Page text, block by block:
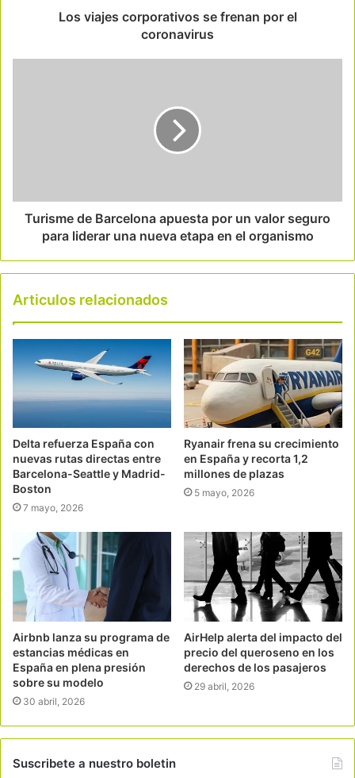
Los viajes corporativos se frenan por el
coronavirus
Turisme de Barcelona apuesta por un valor seguro
para liderar una nueva etapa en el organismo
Articulos relacionados
Delta refuerza España con
nuevas rutas directas entre
Barcelona-Seattle y Madrid-
Boston
7 mayo, 2026
Ryanair frena su crecimiento
en España y recorta 1,2
millones de plazas
5 mayo, 2026
Airbnb lanza su programa de
estancias médicas en
España en plena presión
sobre su modelo
30 abril, 2026
AirHelp alerta del impacto del
precio del queroseno en los
derechos de los pasajeros
29 abril, 2026
Suscribete a nuestro boletin